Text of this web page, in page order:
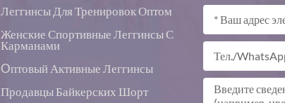
Леггинсы Для Тренировок Оптом
Женские Спортивные Леггинсы С
Карманами
Oптовый Активные Леггинсы
Продавцы Байкерских Шорт